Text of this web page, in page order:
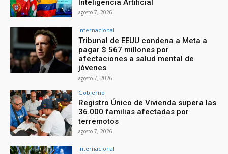
Inteligencia Artificial
agosto 7, 2026
Internacional
Tribunal de EEUU condena a Meta a
pagar $ 567 millones por
afectaciones a salud mental de
jóvenes
agosto 7, 2026
Gobierno
Registro Único de Vivienda supera las
36.000 familias afectadas por
terremotos
agosto 7, 2026
Internacional